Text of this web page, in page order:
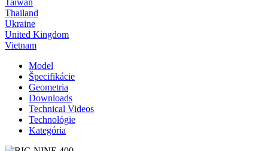
Thailand
Ukraine
United Kingdom
Vietnam
Model
Špecifikácie
Geometria
Downloads
Technical Videos
Technológie
Kategória